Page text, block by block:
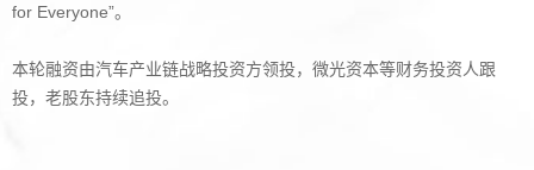
for Everyone”。
本轮融资由汽车产业链战略投资方领投，微光资本等财务投资人跟
投，老股东持续追投。